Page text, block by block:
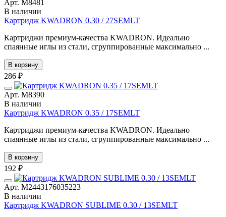
Арт. М8481
В наличии
Картридж KWADRON 0.30 / 27SEMLT
Картриджи премиум-качества KWADRON. Идеально
спаянные иглы из стали, сгруппированные максимально ...
В корзину
286 ₽
Арт. М8390
В наличии
Картридж KWADRON 0.35 / 17SEMLT
Картриджи премиум-качества KWADRON. Идеально
спаянные иглы из стали, сгруппированные максимально ...
В корзину
192 ₽
Арт. М2443176035223
В наличии
Картридж KWADRON SUBLIME 0.30 / 13SEMLT